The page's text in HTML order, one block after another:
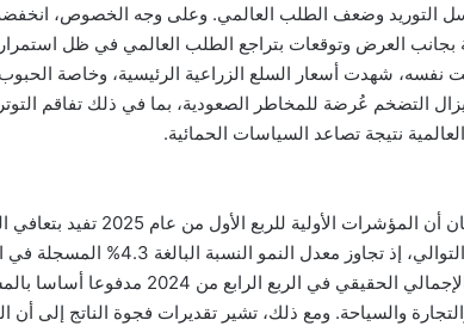
وضعف الطلب العالمي. وعلى وجه الخصوص،
العرض وتوقعات بتراجع الطلب العالمي في ظل استمرار
نفسه، شهدت أسعار السلع الزراعية الرئيسية، وخاصة
التضخم عُرضة للمخاطر الصعودية، بما في ذلك تفاقم
نتيجة تصاعد السياسات الحمائية.
أما على الصعيد المحلي، أوضح البيان أن
على نحو مستدام للربع الرابع على التوالي، إذ تجاوز
2024. وقد جاء نمو الناتج المحلي الإجمالي الحقيقي في
والسياحة. ومع ذلك، تشير تقديرات فجوة الناتج إلى أن